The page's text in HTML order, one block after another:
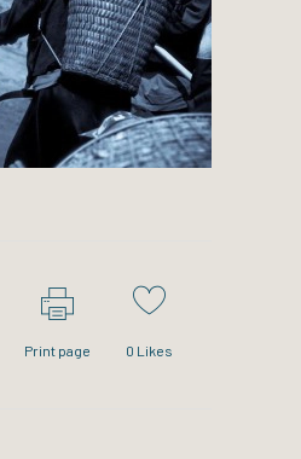
Print page 0 Likes